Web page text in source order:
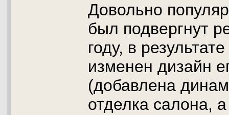
Довольно
был подвергнут
году, в
изменен дизайн
(добавлена
отделка салона,